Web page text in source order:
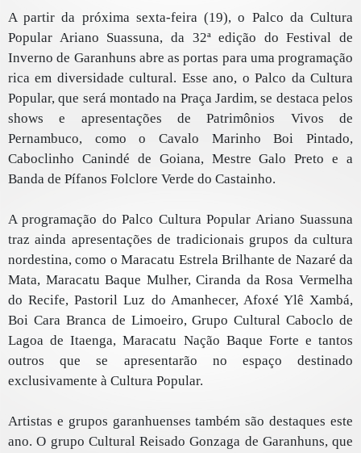
A partir da próxima sexta-feira (19), o Palco da Cultura
Popular Ariano Suassuna, da 32ª edição do Festival de
Inverno de Garanhuns abre as portas para uma programação
rica em diversidade cultural. Esse ano, o Palco da Cultura
Popular, que será montado na Praça Jardim, se destaca pelos
shows e apresentações de Patrimônios Vivos de
Pernambuco, como o Cavalo Marinho Boi Pintado,
Caboclinho Canindé de Goiana, Mestre Galo Preto e a
Banda de Pífanos Folclore Verde do Castainho.
A programação do Palco Cultura Popular Ariano Suassuna
traz ainda apresentações de tradicionais grupos da cultura
nordestina, como o Maracatu Estrela Brilhante de Nazaré da
Mata, Maracatu Baque Mulher, Ciranda da Rosa Vermelha
do Recife, Pastoril Luz do Amanhecer, Afoxé Ylê Xambá,
Boi Cara Branca de Limoeiro, Grupo Cultural Caboclo de
Lagoa de Itaenga, Maracatu Nação Baque Forte e tantos
outros que se apresentarão no espaço destinado
exclusivamente à Cultura Popular.
Artistas e grupos garanhuenses também são destaques este
ano. O grupo Cultural Reisado Gonzaga de Garanhuns, que